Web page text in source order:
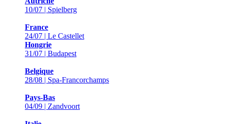
10/07 | Spielberg
France
24/07 | Le Castellet
Hongrie
31/07 | Budapest
Belgique
28/08 | Spa-Francorchamps
Pays-Bas
04/09 | Zandvoort